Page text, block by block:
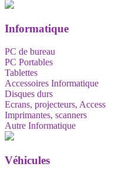
Informatique
PC de bureau
PC Portables
Tablettes
Accessoires Informatique
Disques durs
Ecrans, projecteurs, Access
Imprimantes, scanners
Autre Informatique
Véhicules